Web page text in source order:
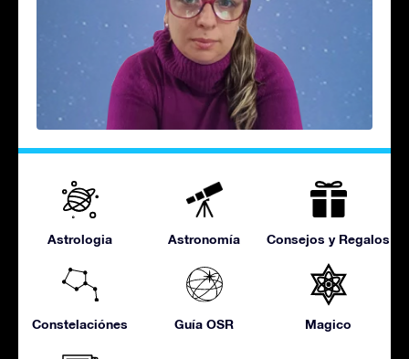
Astrologia Astronomía Consejos y Regalos
Constelaciónes Guía OSR Magico